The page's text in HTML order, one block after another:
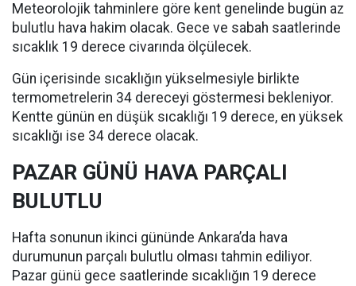
Meteorolojik tahminlere göre kent genelinde bugün az
bulutlu hava hakim olacak. Gece ve sabah saatlerinde
sıcaklık 19 derece civarında ölçülecek.
Gün içerisinde sıcaklığın yükselmesiyle birlikte
termometrelerin 34 dereceyi göstermesi bekleniyor.
Kentte günün en düşük sıcaklığı 19 derece, en yüksek
sıcaklığı ise 34 derece olacak.
PAZAR GÜNÜ HAVA PARÇALI
BULUTLU
Hafta sonunun ikinci gününde Ankara’da hava
durumunun parçalı bulutlu olması tahmin ediliyor.
Pazar günü gece saatlerinde sıcaklığın 19 derece